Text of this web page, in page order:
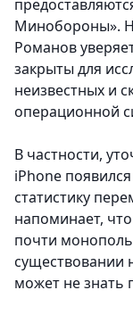
Минобороны».
Романов
закрыты для
неизвестных и
операционной
В частности,
iPhone
статистику
напоминает,
почти
существовании
может не знать